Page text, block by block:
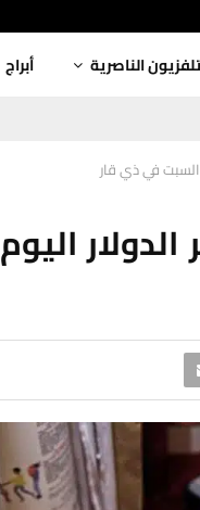
الناصرية أبراج
السبت في ذي قار